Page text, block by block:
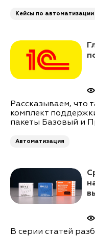
Кейсы по автоматизации
Рассказываем, что
комплект
пакеты Базовый и
Автоматизация
В серии статей